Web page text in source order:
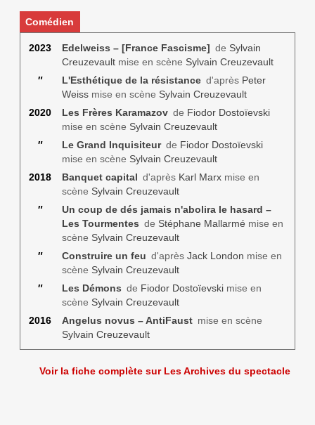
Comédien
2023 Edelweiss – [France Fascisme] de Sylvain
Creuzevaultmise en scène Sylvain Creuzevault
″
L'Esthétique de la résistanced'après Peter
Weissmise en scène Sylvain Creuzevault
2020
Les Frères Karamazovde Fiodor Dostoïevski
mise en scène Sylvain Creuzevault
″
Le Grand Inquisiteurde Fiodor Dostoïevski
mise en scène Sylvain Creuzevault
2018
Banquet capital d'après Karl Marxmise en
scène Sylvain Creuzevault
″
Un coup de dés jamais n'abolira le hasard –
Les Tourmentes de Stéphane Mallarmé mise en
scène Sylvain Creuzevault
″
Construire un feu d'après Jack London mise en
scène Sylvain Creuzevault
″
Les Démons de Fiodor Dostoïevskimise en
scène Sylvain Creuzevault
2016
Angelus novus – AntiFaustmise en scène
Sylvain Creuzevault
Voir la fiche complète sur Les Archives du spectacle